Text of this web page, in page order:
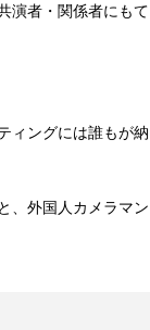
演者・関係者にもて
ィングには誰もが納
、外国人カメラマン